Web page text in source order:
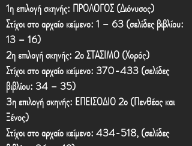
1η επιλογή σκηνής: ΠΡΟΛΟΓΟΣ (Διόνυσος)
Στίχοι στο αρχαίο κείμενο: 1 – 63 (σελίδες βιβλίου:
13 – 16)
2η επιλογή σκηνής: 2ο ΣΤΑΣΙΜΟ (Χορός)
Στίχοι στο αρχαίο κείμενο: 370-433 (σελίδες
βιβλίου: 34 – 35)
3η επιλογή σκηνής: ΕΠΕΙΣΟΔΙΟ 2ο (Πενθέας και
Ξένος)
Στίχοι στο αρχαίο κείμενο: 434-518, (σελίδες